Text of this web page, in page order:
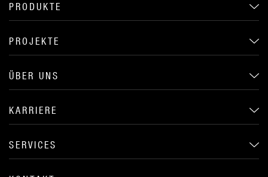
PRODUKTE
PROJEKTE
ÜBER UNS
KARRIERE
SERVICES